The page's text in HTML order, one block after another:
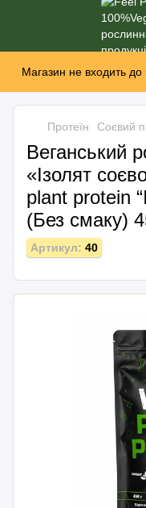
Магазин не входить до
Протеїн Соєвий
Веганський
«Ізолят
plant protein
(Без смаку)
Артикул: 40